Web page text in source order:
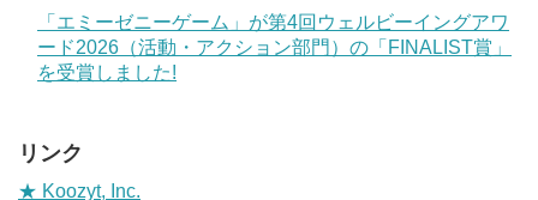
「エミーゼニーゲーム」が第4回ウェルビーイングアワ
ード2026（活動・アクション部門）の「FINALIST賞」
を受賞しました!
リンク
★ Koozyt, Inc.